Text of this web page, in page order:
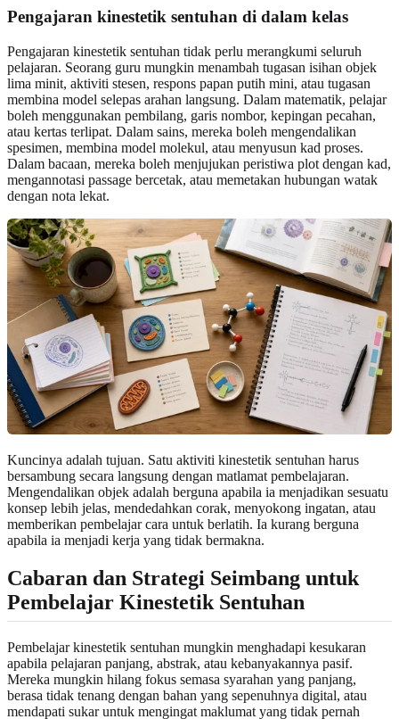
Pengajaran kinestetik sentuhan di dalam kelas
Pengajaran kinestetik sentuhan tidak perlu merangkumi seluruh
pelajaran. Seorang guru mungkin menambah tugasan isihan objek
lima minit, aktiviti stesen, respons papan putih mini, atau tugasan
membina model selepas arahan langsung. Dalam matematik, pelajar
boleh menggunakan pembilang, garis nombor, kepingan pecahan,
atau kertas terlipat. Dalam sains, mereka boleh mengendalikan
spesimen, membina model molekul, atau menyusun kad proses.
Dalam bacaan, mereka boleh menjujukan peristiwa plot dengan kad,
mengannotasi passage bercetak, atau memetakan hubungan watak
dengan nota lekat.
Kuncinya adalah tujuan. Satu aktiviti kinestetik sentuhan harus
bersambung secara langsung dengan matlamat pembelajaran.
Mengendalikan objek adalah berguna apabila ia menjadikan sesuatu
konsep lebih jelas, mendedahkan corak, menyokong ingatan, atau
memberikan pembelajar cara untuk berlatih. Ia kurang berguna
apabila ia menjadi kerja yang tidak bermakna.
Cabaran dan Strategi Seimbang untuk
Pembelajar Kinestetik Sentuhan
Pembelajar kinestetik sentuhan mungkin menghadapi kesukaran
apabila pelajaran panjang, abstrak, atau kebanyakannya pasif.
Mereka mungkin hilang fokus semasa syarahan yang panjang,
berasa tidak tenang dengan bahan yang sepenuhnya digital, atau
mendapati sukar untuk mengingat maklumat yang tidak pernah